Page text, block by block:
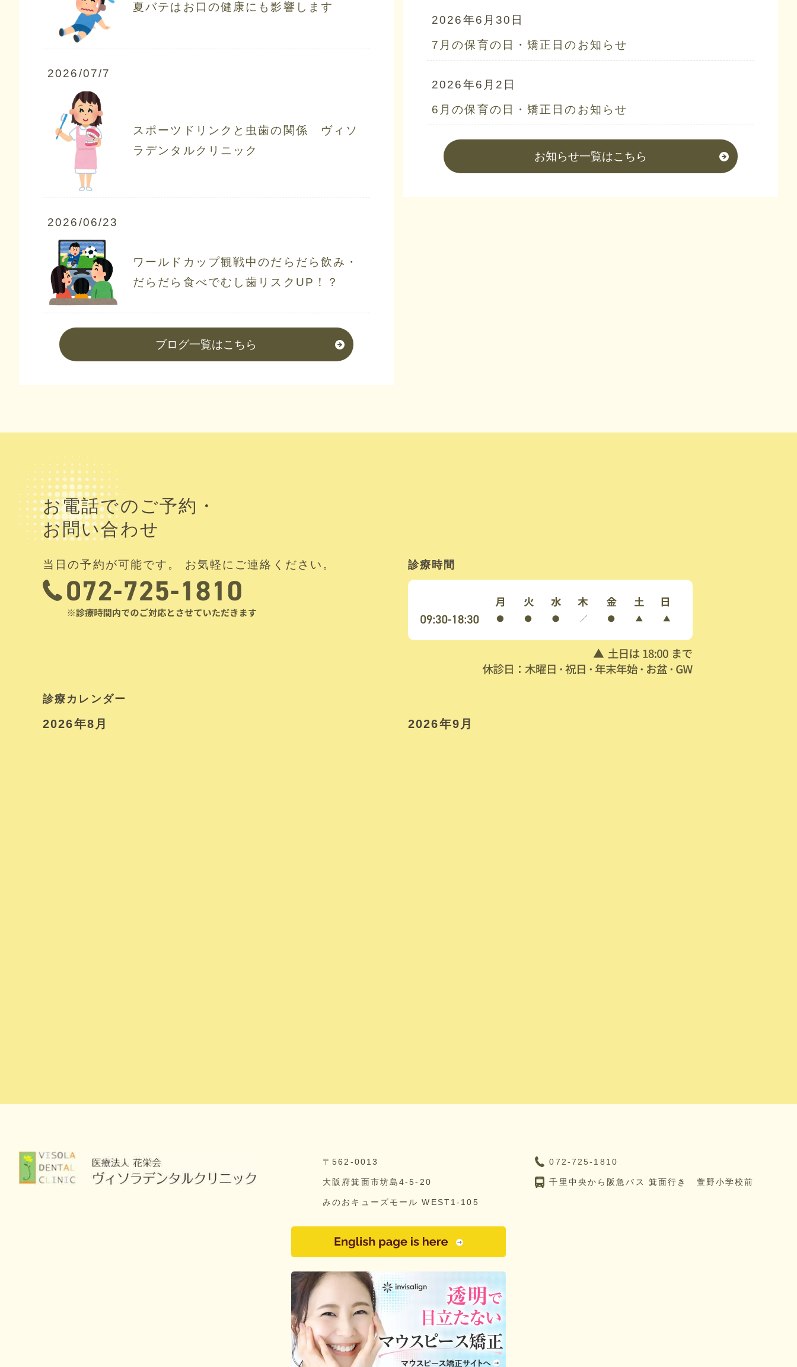
夏バテはお口の健康にも影響します
2026/07/7
スポーツドリンクと虫歯の関係 ヴィソ
ラデンタルクリニック
2026/06/23
ワールドカップ観戦中のだらだら飲み・
だらだら食べでむし歯リスクUP！？
ブログ一覧はこちら
2026年6月30日
7月の保育の日・矯正日のお知らせ
2026年6月2日
6月の保育の日・矯正日のお知らせ
お知らせ一覧はこちら
お電話でのご予約・
お問い合わせ
当日の予約が可能です。 お気軽にご連絡ください。 診療時間
診療カレンダー
2026年8月 2026年9月
〒562-0013
大阪府箕面市坊島4-5-20
みのおキューズモール WEST1-105
072-725-1810
千里中央から阪急バス 箕面行き 萱野小学校前